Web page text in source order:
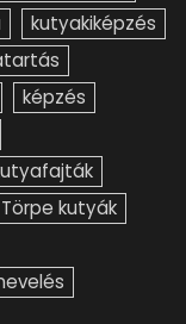
kutyakiképzés
képzés
kutyák